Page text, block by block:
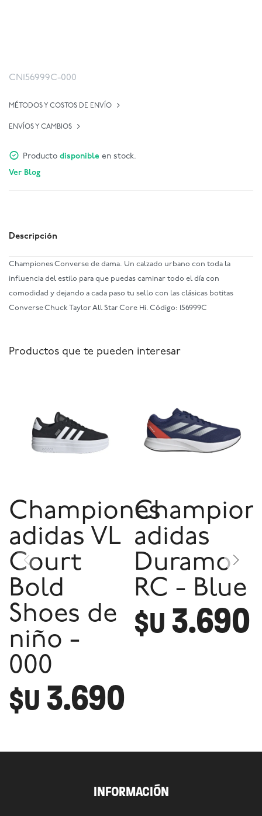
CN156999C-000
MÉTODOS Y COSTOS DE ENVÍO
ENVÍOS Y CAMBIOS
Producto disponible en stock.
Ver Blog
Descripción
Championes Converse de dama. Un calzado urbano con toda la
influencia del estilo para que puedas caminar todo el día con
comodidad y dejando a cada paso tu sello con las clásicas botitas
Converse Chuck Taylor All Star Core Hi. Código: 156999C
Productos que te pueden interesar
Championes
adidas VL
Court
Bold
Shoes de
niño -
000
$U 3.690
adidas
Duramo
RC - Blue
$U 3.690
INFORMACIÓN